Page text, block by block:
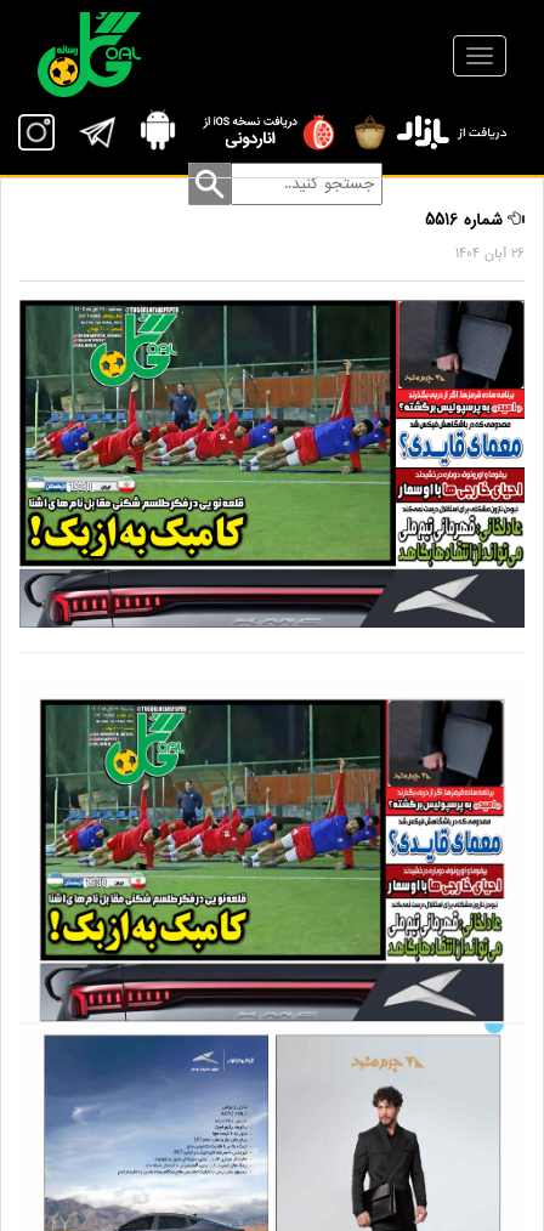
شماره 5516
26 آبان 1404